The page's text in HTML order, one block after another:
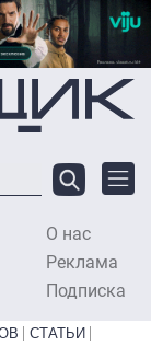
О нас
Реклама
Подписка
СТАТЬИ